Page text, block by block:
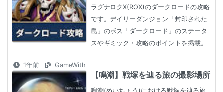
ラグナロクX(ROX)のダークロードの攻略
です。デイリーダンジョン「封印された
島」のボス「ダークロード」のステータ
スやギミック・攻略のポイントを掲載。
1年前 GameWith
【鳴潮】戦塚を辿る旅の撮影場所
鳴潮(めいちょう)における戦塚を辿る旅